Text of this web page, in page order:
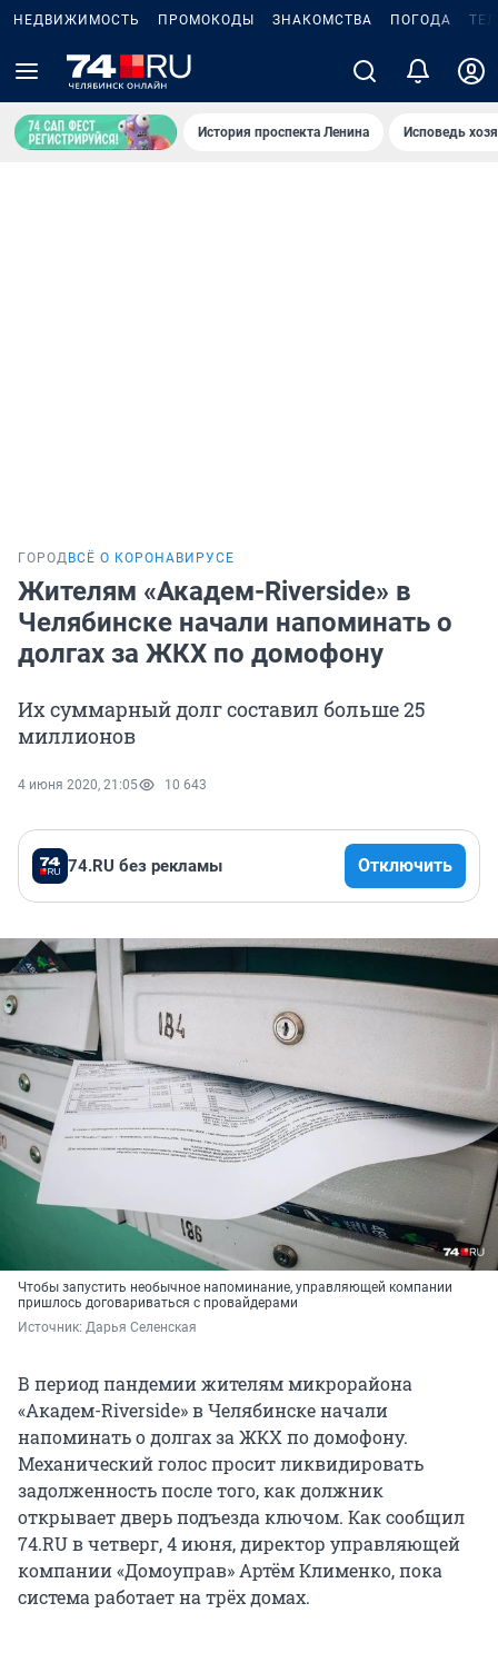
НЕДВИЖИМОСТЬ ПРОМОКОДЫ ЗНАКОМСТВА ПОГОДА
История проспекта Ленина Исповедь
ГОРОД ВСЁ О КОРОНАВИРУСЕ
Жителям «Академ-Riverside» в
Челябинске начали напоминать о
долгах за ЖКХ по домофону
Их суммарный долг составил больше 25
миллионов
4 июня 2020, 21:05 10 643
74.RU без рекламы Отключить
Чтобы запустить необычное напоминание, управляющей компании
пришлось договариваться с провайдерами
Источник: Дарья Селенская
В период пандемии жителям микрорайона
«Академ-Riverside» в Челябинске начали
напоминать о долгах за ЖКХ по домофону.
Механический голос просит ликвидировать
задолженность после того, как должник
открывает дверь подъезда ключом. Как сообщил
74.RU в четверг, 4 июня, директор управляющей
компании «Домоуправ» Артём Клименко, пока
система работает на трёх домах.